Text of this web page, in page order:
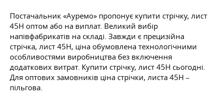
Постачальник «Ауремо» пропонує купити стрічку, лист
45Н оптом або на виплат. Великий вибір
напівфабрикатів на складі. Завжди є прецизійна
стрічка, лист 45Н, ціна обумовлена технологічними
особливостями виробництва без включення
додаткових витрат. Купити стрічку, лист 45Н сьогодні.
Для оптових замовників ціна стрічки, листа 45Н –
пільгова.